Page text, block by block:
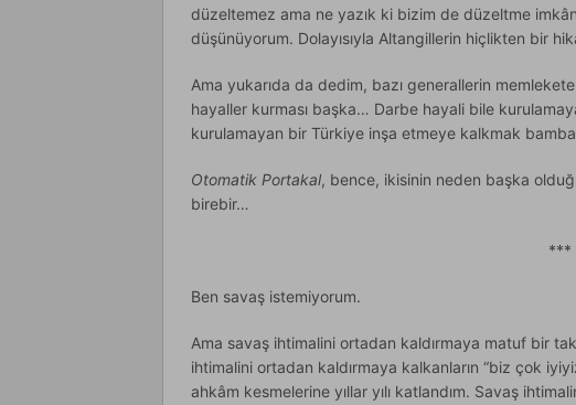
düzeltemez ama ne yazık ki bizim de düzeltme
düşünüyorum. Dolayısıyla Altangillerin hiçlikten bir
Ama yukarıda da dedim, bazı generallerin
hayaller kurması başka… Darbe hayali bile
kurulamayan bir Türkiye inşa etmeye kalkmak
Otomatik Portakal, bence, ikisinin neden başka
birebir…
***
Ben savaş istemiyorum.
Ama savaş ihtimalini ortadan kaldırmaya matuf bir
ihtimalini ortadan kaldırmaya kalkanların “biz çok
ahkâm kesmelerine yıllar yılı katlandım. Savaş